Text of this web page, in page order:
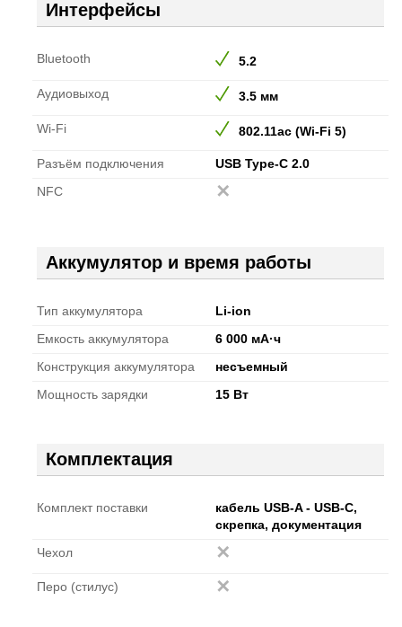
Интерфейсы
Bluetooth 5.2
Аудиовыход 3.5 мм
Wi-Fi 802.11ac (Wi-Fi 5)
Разъём подключения
USB Type-C 2.0
NFC
Аккумулятор и время работы
Тип аккумулятора
Li-ion
Емкость аккумулятора
6 000 мА·ч
Конструкция аккумулятора
несъемный
Мощность зарядки
15 Вт
Комплектация
Комплект поставки
кабель USB-A - USB-C,
скрепка, документация
Чехол
Перо (стилус)